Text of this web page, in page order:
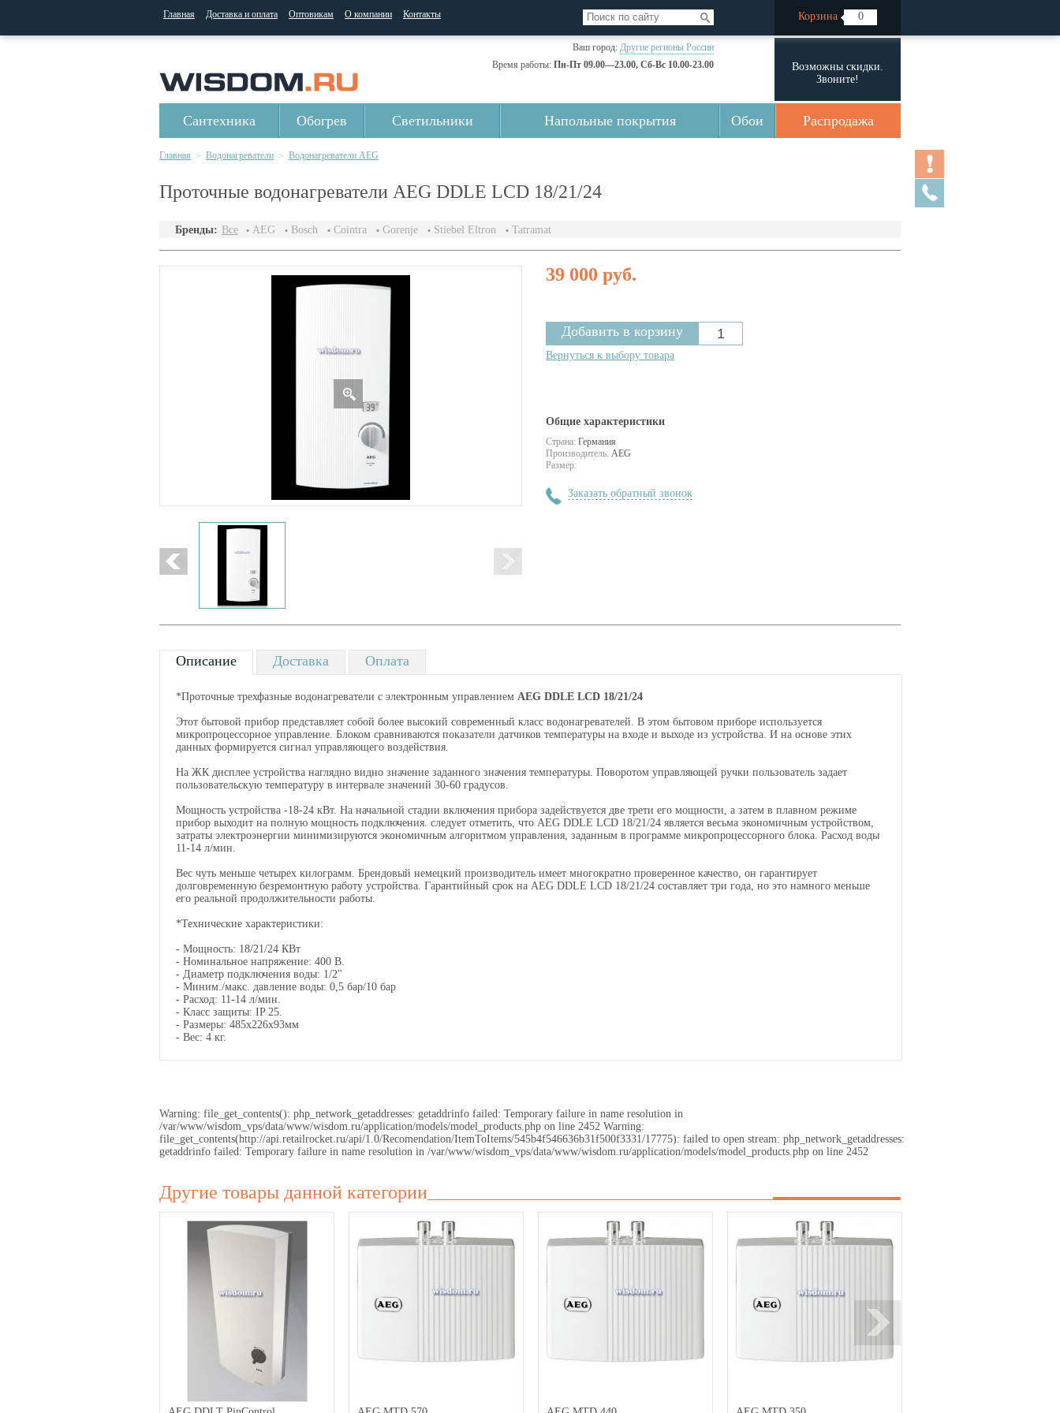
Главная Доставка и оплата Оптовикам О компании Контакты Корзина 0
Ваш город: Другие регионы России
Время работы: Пн-Пт 09.00—23.00, Сб-Вс 10.00-23.00
Возможны скидки.
Звоните!
Сантехника Обогрев Светильники Напольные покрытия Обои Распродажа
Главная > Водонагреватели > Водонагреватели AEG
Проточные водонагреватели AEG DDLE LCD 18/21/24
Бренды: Все AEG Bosch Cointra Gorenje Stiebel Eltron Tatramat
39 000 руб.
Вернуться к выбору товара
Общие характеристики
Страна: Германия
Производитель: AEG
Размер:
Заказать обратный звонок
Описание Доставка Оплата
*Проточные трехфазные водонагреватели с электронным управлением AEG DDLE LCD 18/21/24
Этот бытовой прибор представляет собой более высокий современный класс водонагревателей. В этом бытовом приборе используется
микропроцессорное управление. Блоком сравниваются показатели датчиков температуры на входе и выходе из устройства. И на основе этих
данных формируется сигнал управляющего воздействия.
На ЖК дисплее устройства наглядно видно значение заданного значения температуры. Поворотом управляющей ручки пользователь задает
пользовательскую температуру в интервале значений 30-60 градусов.
Мощность устройства -18-24 кВт. На начальной стадии включения прибора задействуется две трети его мощности, а затем в плавном режиме
прибор выходит на полную мощность подключения. следует отметить, что AEG DDLE LCD 18/21/24 является весьма экономичным устройством,
затраты электроэнергии минимизируются экономичным алгоритмом управления, заданным в программе микропроцессорного блока. Расход воды
11-14 л/мин.
Вес чуть меньше четырех килограмм. Брендовый немецкий производитель имеет многократно проверенное качество, он гарантирует
долговременную безремонтную работу устройства. Гарантийный срок на AEG DDLE LCD 18/21/24 составляет три года, но это намного меньше
его реальной продолжительности работы.
*Технические характеристики:
- Мощность: 18/21/24 КВт
- Номинальное напряжение: 400 В.
- Диаметр подключения воды: 1/2"
- Миним./макс. давление воды: 0,5 бар/10 бар
- Расход: 11-14 л/мин.
- Класс защиты: IP 25.
- Размеры: 485х226х93мм
- Вес: 4 кг.
Warning: file_get_contents(): php_network_getaddresses: getaddrinfo failed: Temporary failure in name resolution in
/var/www/wisdom_vps/data/www/wisdom.ru/application/models/model_products.php on line 2452 Warning:
file_get_contents(http://api.retailrocket.ru/api/1.0/Recomendation/ItemToItems/545b4f546636b31f500f3331/17775): failed to open stream: php_network_getaddresses:
getaddrinfo failed: Temporary failure in name resolution in /var/www/wisdom_vps/data/www/wisdom.ru/application/models/model_products.php on line 2452
Другие товары данной категории